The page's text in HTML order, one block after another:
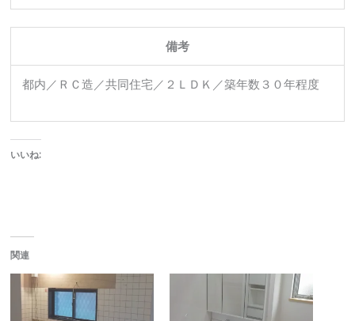
備考
都内／ＲＣ造／共同住宅／２ＬＤＫ／築年数３０年程度
いいね:
関連